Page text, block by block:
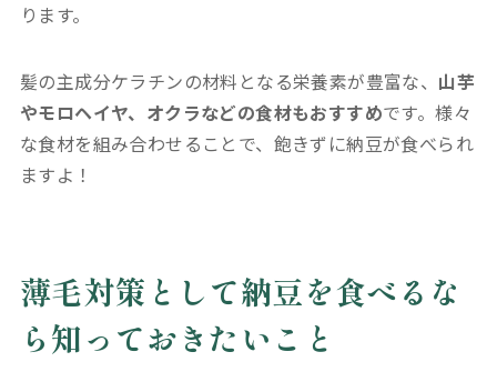
ります。
髪の主成分ケラチンの材料となる栄養素が豊富な、 山芋
やモロヘイヤ、オクラなどの食材もおすすめです。様々
な食材を組み合わせることで、飽きずに納豆が食べられ
ますよ！
薄毛対策として納豆を食べるな
ら知っておきたいこと